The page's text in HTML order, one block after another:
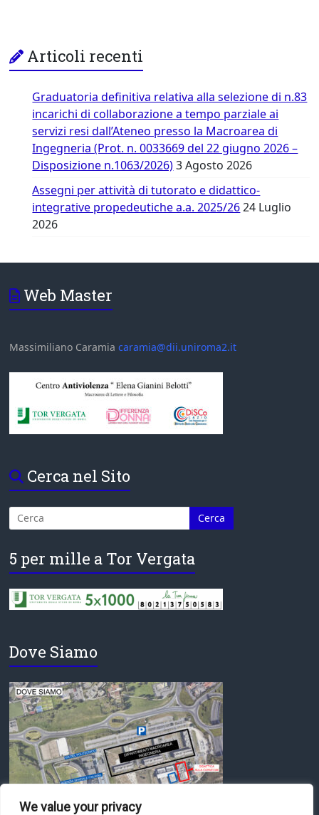
We value your privacy
Articoli recenti
Graduatoria definitiva relativa alla selezione di n.83
incarichi di collaborazione a tempo parziale ai
servizi resi dall’Ateneo presso la Macroarea di
Ingegneria (Prot. n. 0033669 del 22 giugno 2026 –
Disposizione n.1063/2026) 3 Agosto 2026
Assegni per attività di tutorato e didattico-
integrative propedeutiche a.a. 2025/26 24 Luglio
2026
Web Master
Massimiliano Caramiacaramia@dii.uniroma2.it
Cerca nel Sito
5 per mille a Tor Vergata
Dove Siamo